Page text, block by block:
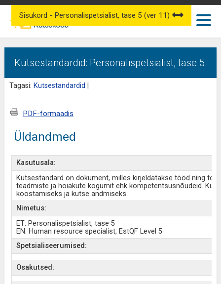
Kutsestandardid: Personalispetsialist, tase 5
Tagasi: Kutsestandardid
Sisukord - Personalispetsialist, tase 5 (ver 11)
PDF-formaadis
Üldandmed
Kasutusala:
Kutsestandard on dokument, milles kirjeldatakse tööd ning
teadmiste ja hoiakute kogumit ehk kompetentsusnõudeid.
koostamiseks ja kutse andmiseks.
Nimetus:
ET: Personalispetsialist, tase 5
EN: Human resource specialist, EstQF Level 5
Spetsialiseerumised:
Osakutsed: